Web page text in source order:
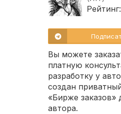
Рейтинг:
Вы можете
платную
разработку у
создан
«Бирже заказов»
автора.